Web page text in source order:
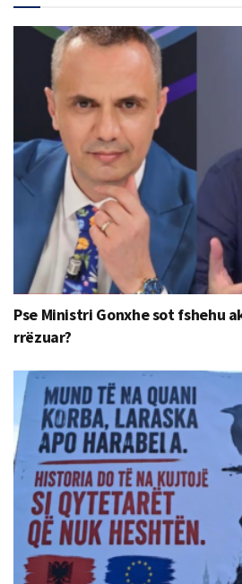
Pse Ministri Gonxhe sot fshehu
rrëzuar?